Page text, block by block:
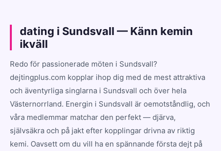
dating i Sundsvall — Känn kemin
ikväll
Redo för passionerade möten i Sundsvall?
dejtingplus.com kopplar ihop dig med de mest attraktiva
och äventyrliga singlarna i Sundsvall och över hela
Västernorrland. Energin i Sundsvall är oemotståndlig, och
våra medlemmar matchar den perfekt — djärva,
självsäkra och på jakt efter kopplingar drivna av riktig
kemi. Oavsett om du vill ha en spännande första dejt på